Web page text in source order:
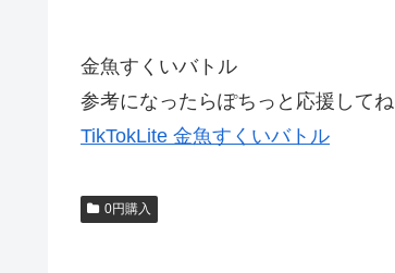
金魚すくいバトル
参考になったらぽちっと応援してね
TikTokLite 金魚すくいバトル
0円購入